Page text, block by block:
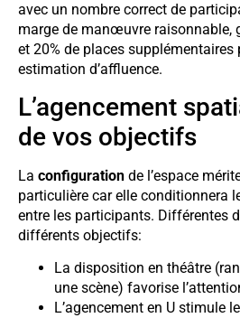
avec un nombre correct de
marge de manœuvre raisonnable,
et 20% de places supplémentaires
estimation d’affluence.
L’agencement
de vos objectifs
La configuration de l’espace
particulière car elle conditionnera
entre les participants. Différentes
différents objectifs:
La disposition en théâtre
une scène) favorise
L’agencement en U stimule